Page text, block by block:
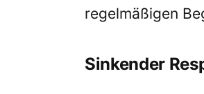
regelmäßigen
Sinkender